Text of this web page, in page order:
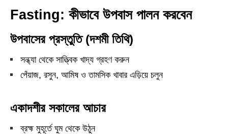
Fasting: কীভাবে উপবাস পালন করবেন
উপবাসের প্রস্তুতি (দশমী তিথি)
সন্ধ্যা থেকে সাত্ত্বিক খাদ্য গ্রহণ করুন
পেঁয়াজ, রসুন, আমিষ ও তামসিক খাবার এড়িয়ে চলুন
একাদশীর সকালের আচার
ব্রহ্ম মুহূর্তে ঘুম থেকে উঠুন